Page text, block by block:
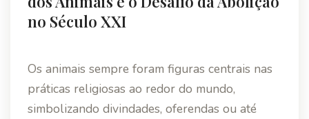
no Século XXI
Os animais sempre foram figuras centrais nas
práticas religiosas ao redor do mundo,
simbolizando divindades, oferendas ou até